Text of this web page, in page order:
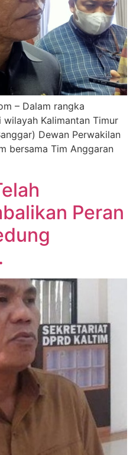
– Dalam rangka
Kalimantan Timur
Dewan Perwakilan
bersama Tim Anggaran
Peran